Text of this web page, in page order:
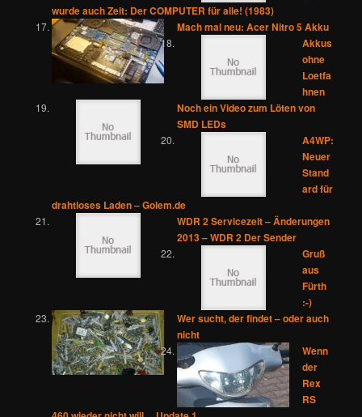
wurde auch Zeit: Der COMPUTER für alle! (1983)
Mach mal neu: Acer Nitro 5 Akku
Akkus
ohne
Loetfa
hnen
Noch ein Video zum Löten von
SMD LEDs
A4WP:
Neuer
Stand
ard für
drahtloses Laden – Golem.de
WDR 2 Servicezeit – Änderungen
2013 – WDR 2 Der Sender
Gruß
aus
Fürth
:-)
Wer sucht, der findet – oder auch
nicht
Wenn
der
Rex
RS